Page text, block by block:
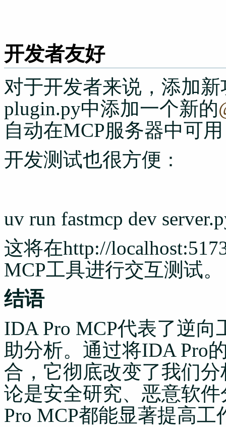
开发者友好
对于开发者来说，添加
plugin.py中添加一个新的
自动在MCP服务器中可
开发测试也很方便 ：
uv run fastmcp dev
这将在http://
MCP工具进行交互测试。
结语
IDA Pro MCP代表了逆
助分析。通过将IDA Pro
合，它彻底改变了我们
论是安全研究、恶意软
Pro MCP都能显著提高工